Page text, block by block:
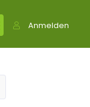
Anmelden